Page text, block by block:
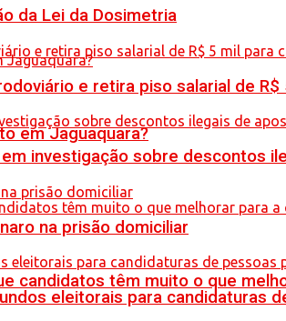
em Jaguaquara?
candidatos têm muito o que
da Lei da Dosimetria
e retira piso salarial de
investigação sobre descontos
na prisão domiciliar
eleitorais para candidaturas